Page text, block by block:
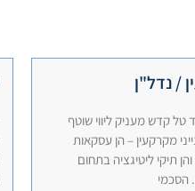
/ נדל"ן
קדש מעניק ליווי שוטף
מקרקעין – הן עסקאות
תיקי ליטיגציה בתחום
הסכמי